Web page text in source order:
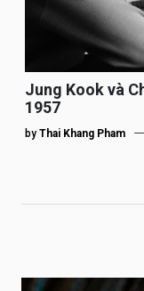
Jung Kook và
1957
by Thai Khang Pham